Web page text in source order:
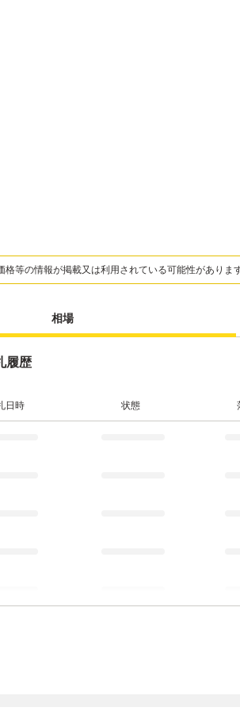
等の情報が掲載又は利用されている可能性がありま
相場
履歴
日時 状態